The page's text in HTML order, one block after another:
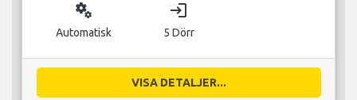
miscellaneous_services
Automatisk
login
5 Dörr
VISA DETALJER...